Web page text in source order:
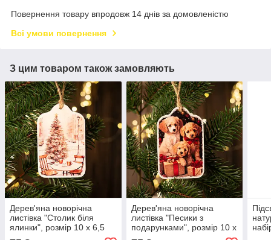
Повернення товару впродовж 14 днів за домовленістю
Всі умови повернення
З цим товаром також замовляють
Дерев'яна новорічна
листівка "Столик біля
ялинки", розмір 10 х 6,5
Дерев'яна новорічна
листівка "Песики з
подарунками", розмір 10 х